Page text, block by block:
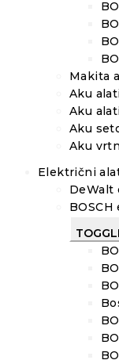
Makita
Aku
Aku
Aku
Aku
Električni
DeWalt